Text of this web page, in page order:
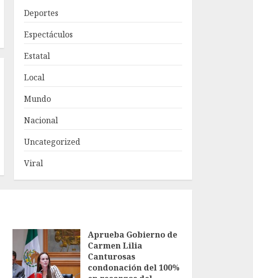
Deportes
Espectáculos
Estatal
Local
Mundo
Nacional
Uncategorized
Viral
Aprueba Gobierno de
Carmen Lilia
Canturosas
condonación del 100%